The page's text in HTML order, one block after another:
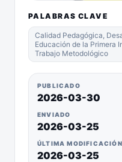
PALABRAS CLAVE
Calidad Pedagógica,
Educación de la Primera
Trabajo Metodológico
PUBLICADO
2026-03-30
ENVIADO
2026-03-25
ÚLTIMA MODIFICACIÓN
2026-03-25